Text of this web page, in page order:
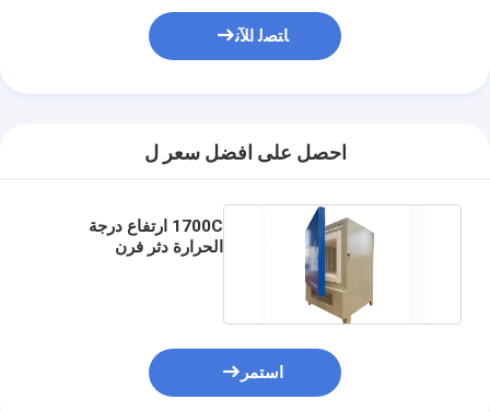
ﺎﺘﺼﻟ ﺍﻶﻧ
احصل على افضل سعر ل
1700C ارتفاع درجة
الحرارة دثر فرن
استمر